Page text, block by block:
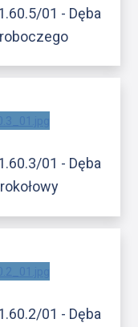
01 - Dęba
01 - Dęba
01 - Dęba